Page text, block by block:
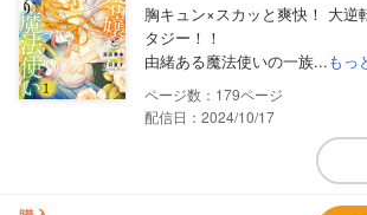
胸キュン×スカッと爽快！ 大逆
タジー！！
由緒ある魔法使いの一族...もっ
179
配信日：2024/10/17